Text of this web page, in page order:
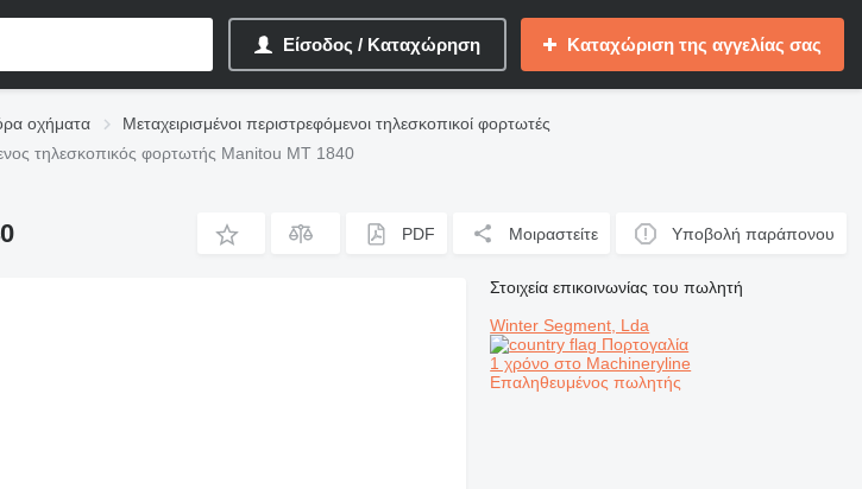
Είσοδος / Καταχώρηση Καταχώριση της αγγελίας σας
οχήματα
Μεταχειρισμένοι περιστρεφόμενοι τηλεσκοπικοί φορτωτές
τηλεσκοπικός φορτωτής Manitou MT 1840
PDF Μοιραστείτε Υποβολή παράπονου
Στοιχεία επικοινωνίας του πωλητή
Winter Segment, Lda
Πορτογαλία
1 χρόνο στο Machineryline
Επαληθευμένος πωλητής